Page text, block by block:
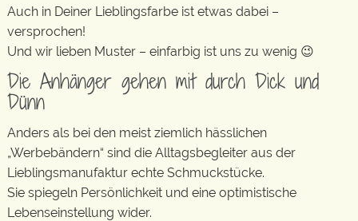
Auch in Deiner Lieblingsfarbe ist etwas dabei –
versprochen!
Und wir lieben Muster – einfarbig ist uns zu wenig 😉
Die Anhänger gehen mit durch Dick und
Dünn
Anders als bei den meist ziemlich hässlichen
„Werbebändern“ sind die Alltagsbegleiter aus der
Lieblingsmanufaktur echte Schmuckstücke.
Sie spiegeln Persönlichkeit und eine optimistische
Lebenseinstellung wider.